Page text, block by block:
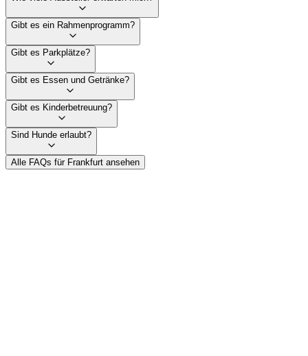
Gibt es ein Rahmenprogramm?
Gibt es Parkplätze?
Gibt es Essen und Getränke?
Gibt es Kinderbetreuung?
Sind Hunde erlaubt?
Alle FAQs für Frankfurt ansehen